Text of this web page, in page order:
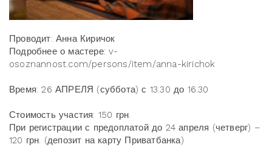
Проводит: Анна Киричок
Подробнее о мастере: v-
osoznannost.com/persons/item/anna-kirichok
Время: 26 АПРЕЛЯ (суббота) с 13.30 до 16.30
Стоимость участия: 150 грн.
При регистрации с предоплатой до 24 апреля (четверг) –
120 грн. (депозит на карту Приватбанка)